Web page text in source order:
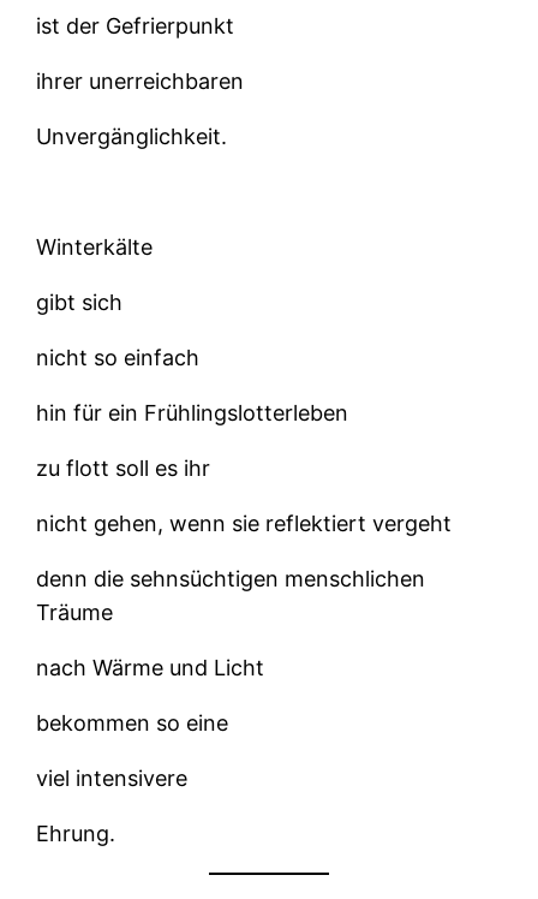
ist der Gefrierpunkt
ihrer unerreichbaren
Unvergänglichkeit.
Winterkälte
gibt sich
nicht so einfach
hin für ein Frühlingslotterleben
zu flott soll es ihr
nicht gehen, wenn sie reflektiert vergeht
denn die sehnsüchtigen menschlichen
Träume
nach Wärme und Licht
bekommen so eine
viel intensivere
Ehrung.